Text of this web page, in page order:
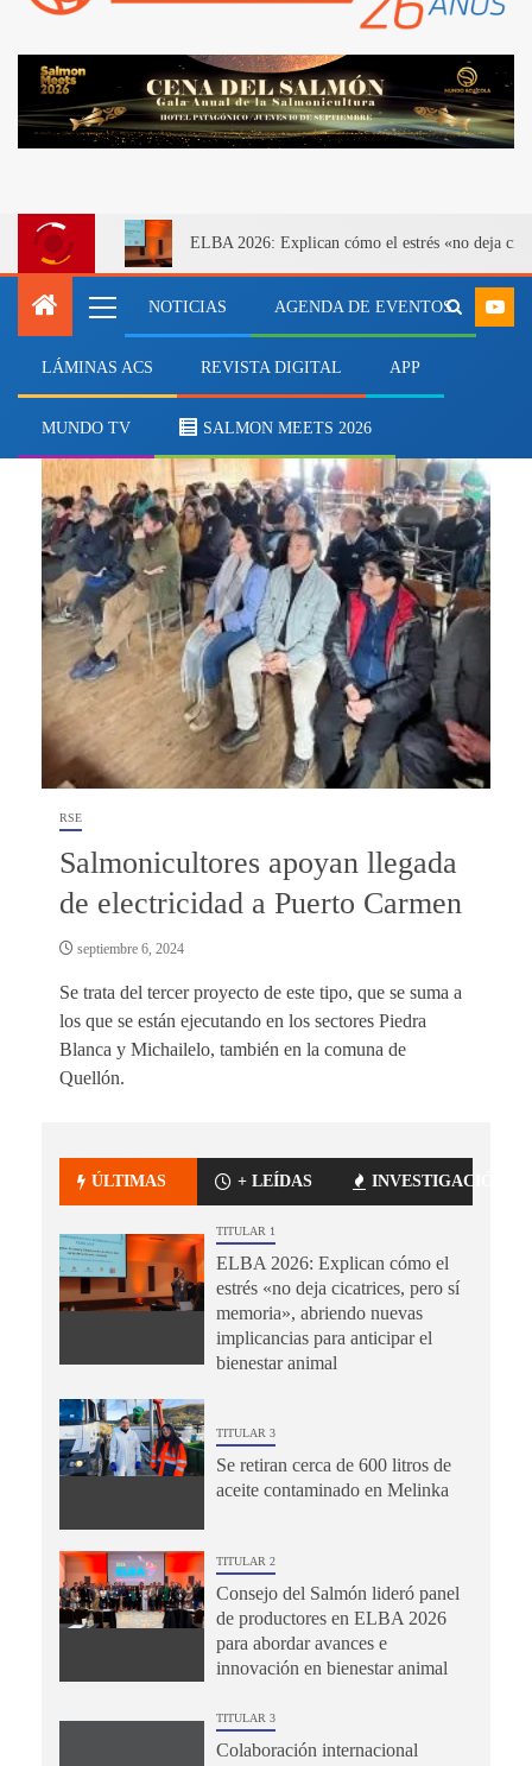
ELBA 2026: Explican cómo el estrés «no deja
NOTICIAS AGENDA DE EVENTOS
LÁMINAS ACS REVISTA DIGITAL APP
MUNDO TV SALMON MEETS 2026
comunidades rurales
RSE
Salmonicultores apoyan llegada
de electricidad a Puerto Carmen
septiembre 6, 2024
Se trata del tercer proyecto de este tipo, que se suma a
los que se están ejecutando en los sectores Piedra
Blanca y Michailelo, también en la comuna de
Quellón.
ÚLTIMAS + LEÍDAS INVESTIGACIÓN
TITULAR 1
ELBA 2026: Explican cómo el
estrés «no deja cicatrices, pero sí
memoria», abriendo nuevas
implicancias para anticipar el
bienestar animal
TITULAR 3
Se retiran cerca de 600 litros de
aceite contaminado en Melinka
TITULAR 2
Consejo del Salmón lideró panel
de productores en ELBA 2026
para abordar avances e
innovación en bienestar animal
TITULAR 3
Colaboración internacional